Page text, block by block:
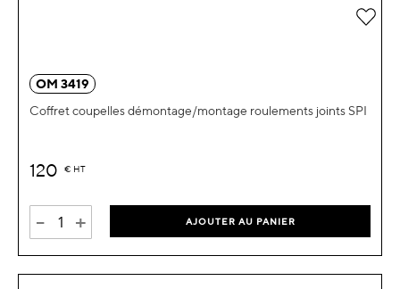
OM 3419
Coffret coupelles démontage/montage roulements joints SPI
120 € HT
- + AJOUTER AU PANIER